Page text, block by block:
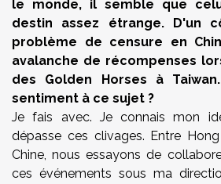
le monde, il semble que
destin assez étrange. D'un
problème de censure en
avalanche de récompenses
des Golden Horses à
sentiment à ce sujet ?
Je fais avec. Je connais mon
dépasse ces clivages. Entre
Chine, nous essayons de
ces événements sous ma